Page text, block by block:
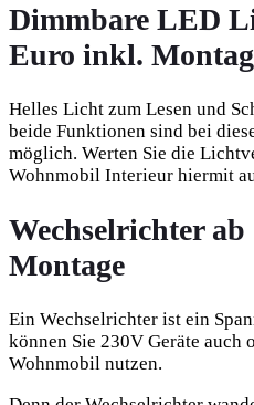
Dimmbare LED
Euro inkl.
Helles Licht zum Lesen und
beide Funktionen sind bei
möglich. Werten Sie die
Wohnmobil Interieur hiermit
Wechselrichter
Montage
Ein Wechselrichter ist ein
können Sie 230V Geräte auch
Wohnmobil nutzen.